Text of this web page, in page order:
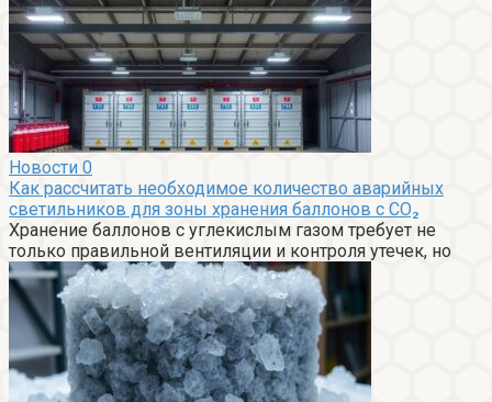
Новости 0
Как рассчитать необходимое количество аварийных
светильников для зоны хранения баллонов с CO₂
Хранение баллонов с углекислым газом требует не
только правильной вентиляции и контроля утечек, но